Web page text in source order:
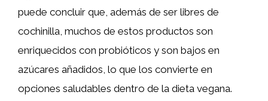
puede concluir que, además de ser libres de
cochinilla, muchos de estos productos son
enriquecidos con probióticos y son bajos en
azúcares añadidos, lo que los convierte en
opciones saludables dentro de la dieta vegana.